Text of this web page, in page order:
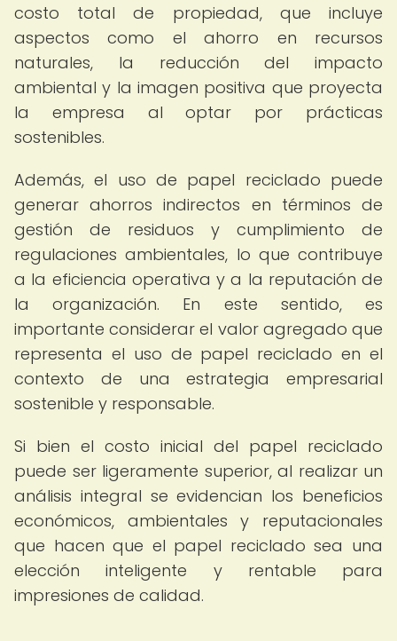
costo total de propiedad, que incluye
aspectos como el ahorro en recursos
naturales, la reducción del impacto
ambiental y la imagen positiva que proyecta
la empresa al optar por prácticas
sostenibles.
Además, el uso de papel reciclado puede
generar ahorros indirectos en términos de
gestión de residuos y cumplimiento de
regulaciones ambientales, lo que contribuye
a la eficiencia operativa y a la reputación de
la organización. En este sentido, es
importante considerar el valor agregado que
representa el uso de papel reciclado en el
contexto de una estrategia empresarial
sostenible y responsable.
Si bien el costo inicial del papel reciclado
puede ser ligeramente superior, al realizar un
análisis integral se evidencian los beneficios
económicos, ambientales y reputacionales
que hacen que el papel reciclado sea una
elección inteligente y rentable para
impresiones de calidad.